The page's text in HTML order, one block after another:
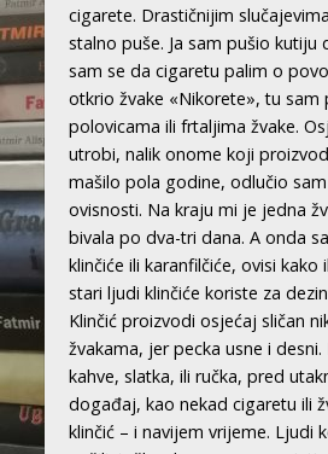
cigarete. Drastičnijim
stalno puše. Ja sam pušio kutiju
sam se da cigaretu palim o
otkrio žvake «Nikorete», tu sam
polovicama ili frtaljima žvake.
utrobi, nalik onome koji
mašilo pola godine, odlučio
ovisnosti. Na kraju mi je jedna
bivala po dva-tri dana. A onda
klinčiće ili karanfilčiće, ovisi kako
stari ljudi klinčiće koriste za
Klinčić proizvodi osjećaj sličan
žvakama, jer pecka usne i
kahve, slatka, ili ručka, pred
događaj, kao nekad cigaretu ili
klinčić – i navijem vrijeme. Ljudi